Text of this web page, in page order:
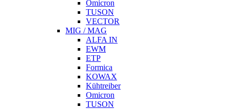
Omicron
TUSON
VECTOR
MIG / MAG
ALFA IN
EWM
ETP
Formica
KOWAX
Kühtreiber
Omicron
TUSON